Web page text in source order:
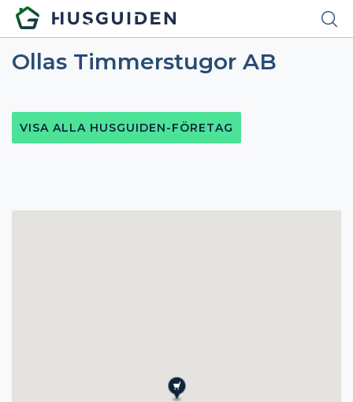
Ollas Timmerstugor AB
VISA ALLA HUSGUIDEN-FÖRETAG